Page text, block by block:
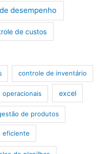
desempenho
de custos
controle de inventário
operacionais excel
de produtos
eficiente